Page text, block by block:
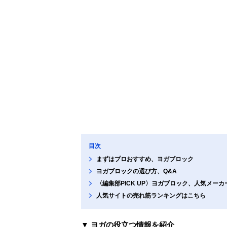
目次
まずはプロおすすめ、ヨガブロック
ヨガブロックの選び方、Q&A
〈編集部PICK UP〉ヨガブロック、人気メーカ
人気サイトの売れ筋ランキングはこちら
▼ ヨガの役立つ情報を紹介